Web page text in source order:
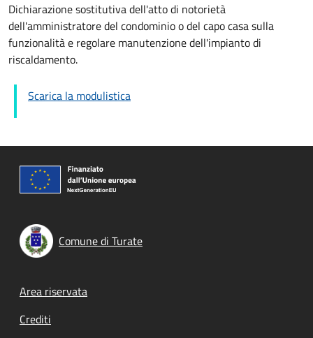
Dichiarazione sostitutiva dell'atto di notorietà
dell'amministratore del condominio o del capo casa sulla
funzionalità e regolare manutenzione dell'impianto di
riscaldamento.
Scarica la modulistica
Comune di Turate
Footer menu
Area riservata
Crediti